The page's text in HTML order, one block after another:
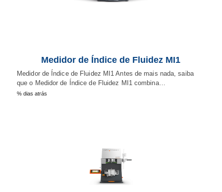
Medidor de Índice de Fluidez MI1
Medidor de Índice de Fluidez MI1 Antes de mais nada, saiba
que o Medidor de Índice de Fluidez MI1 combina…
% dias atrás